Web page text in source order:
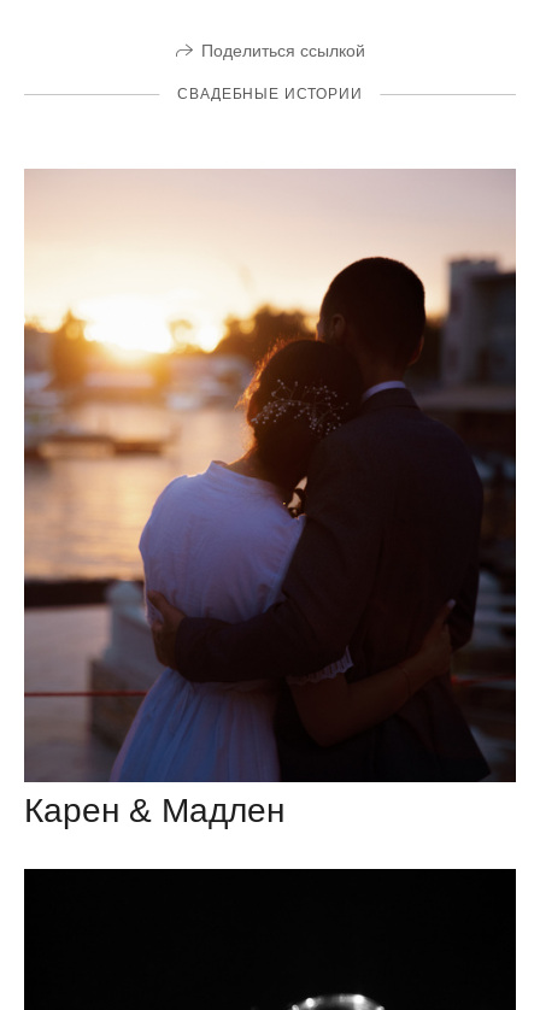
Поделиться ссылкой
СВАДЕБНЫЕ ИСТОРИИ
Карен & Мадлен